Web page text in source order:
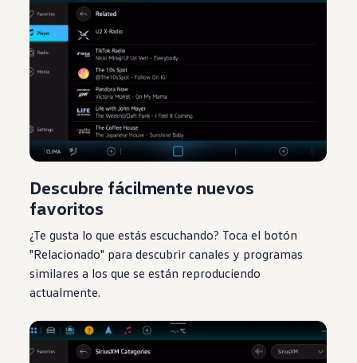
Descubre fácilmente nuevos
favoritos
¿Te gusta lo que estás escuchando? Toca el botón
"Relacionado" para descubrir canales y programas
similares a los que se están reproduciendo
actualmente.